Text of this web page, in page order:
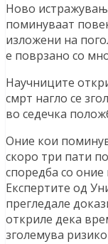
Ново
поминуваат
изложени на
е поврзано со
Научниците
смрт нагло се
во седечка
Оние кои
скоро три пати
споредба со оние
Експертите од
прегледале
откриле дека
зголемува